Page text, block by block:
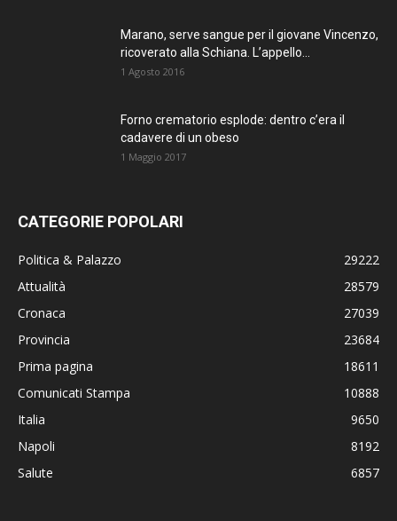
Marano, serve sangue per il giovane Vincenzo,
ricoverato alla Schiana. L’appello...
1 Agosto 2016
Forno crematorio esplode: dentro c’era il
cadavere di un obeso
1 Maggio 2017
CATEGORIE POPOLARI
Politica & Palazzo
29222
Attualità
28579
Cronaca
27039
Provincia
23684
Prima pagina
18611
Comunicati Stampa
10888
Italia
9650
Napoli
8192
Salute
6857
DIVENTA FAN DI
TERRANOSTRA NEWS
SU FACEBOOK